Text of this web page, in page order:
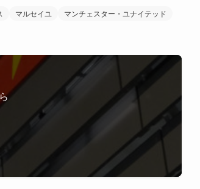
マルセイユ
マンチェスター・ユナイテッド